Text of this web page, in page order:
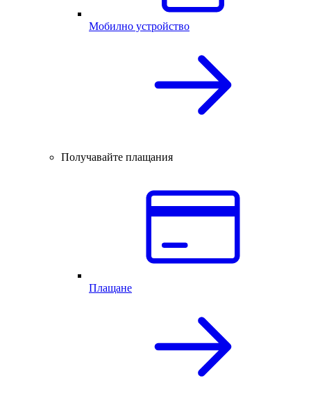
Мобилно устройство
Получавайте плащания
Плащане